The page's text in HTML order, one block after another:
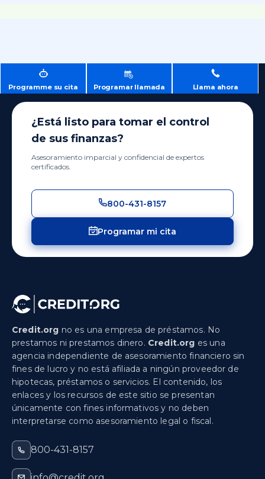
Programme su cita Programar llamada Llama ahora
¿Está listo para tomar el control
de sus finanzas?
Asesoramiento imparcial y confidencial de expertos
certificados.
800-431-8157
Programar mi cita
Credit.org no es una empresa de préstamos. No
prestamos ni prestamos dinero. Credit.org es una
agencia independiente de asesoramiento financiero sin
fines de lucro y no está afiliada a ningún proveedor de
hipotecas, préstamos o servicios. El contenido, los
enlaces y los recursos de este sitio se presentan
únicamente con fines informativos y no deben
interpretarse como asesoramiento legal o fiscal.
800-431-8157